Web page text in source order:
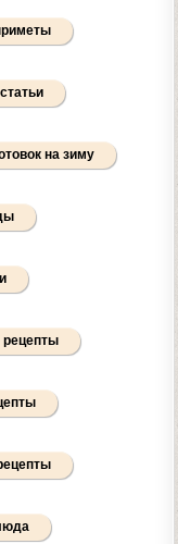
на зиму